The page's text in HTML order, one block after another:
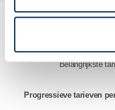
Premies &
Belangrijkste
Progressieve tarieven